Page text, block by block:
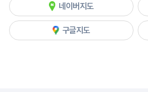
네이버지도
구글지도